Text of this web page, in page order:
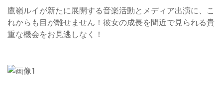
鷹嶺ルイが新たに展開する音楽活動とメディア出演に、こ
れからも目が離せません！彼女の成長を間近で見られる貴
重な機会をお見逃しなく！